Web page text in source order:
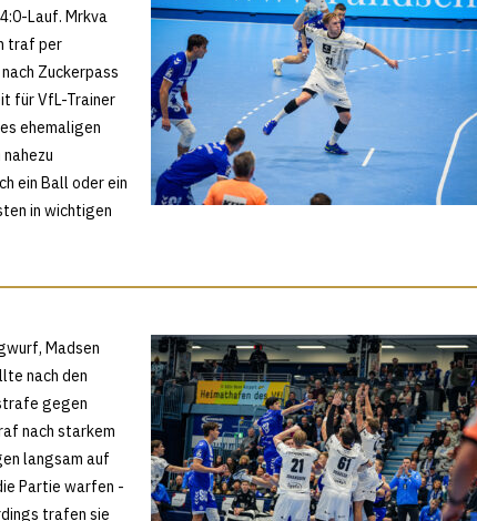
Lauf. Mrkva
traf per
Zuckerpass
für VfL-Trainer
ehemaligen
ein Ball oder ein
in wichtigen
Madsen
nach den
gegen
nach starkem
langsam auf
Partie warfen -
trafen sie